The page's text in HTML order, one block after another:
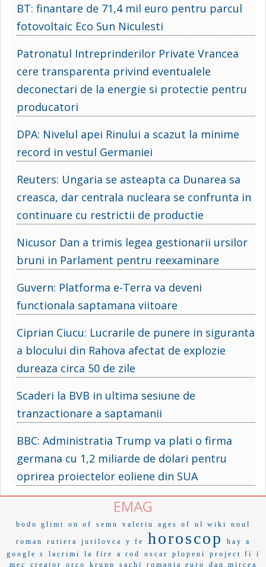
BT: finantare de 71,4 mil euro pentru parcul
fotovoltaic Eco Sun Niculesti
Patronatul Intreprinderilor Private Vrancea
cere transparenta privind eventualele
deconectari de la energie si protectie pentru
producatori
DPA: Nivelul apei Rinului a scazut la minime
record in vestul Germaniei
Reuters: Ungaria se asteapta ca Dunarea sa
creasca, dar centrala nucleara se confrunta in
continuare cu restrictii de productie
Nicusor Dan a trimis legea gestionarii ursilor
bruni in Parlament pentru reexaminare
Guvern: Platforma e-Terra va deveni
functionala saptamana viitoare
Ciprian Ciucu: Lucrarile de punere in siguranta
a blocului din Rahova afectat de explozie
dureaza circa 50 de zile
Scaderi la BVB in ultima sesiune de
tranzactionare a saptamanii
BBC: Administratia Trump va plati o firma
germana cu 1,2 miliarde de dolari pentru
oprirea proiectelor eoliene din SUA
EMAG
bodo glimt on of semn valeriu ages of ul wiki noul
roman rutiera jurilovca y fe horoscop
hay a
google s
lacrimi la fire a rod oscar plopeni project fi
i
mec
creator orco krupp sachi romania euro dan mircea